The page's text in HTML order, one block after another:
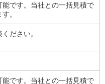
です。当社との一括見積で
。
ださい。
です。当社との一括見積で